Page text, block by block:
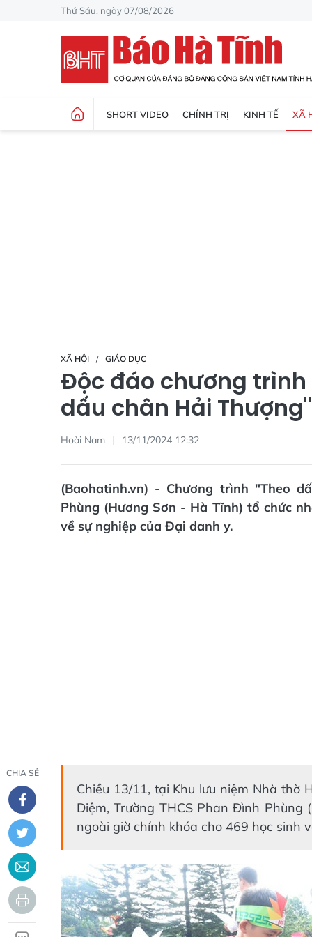
Thứ Sáu, ngày 07/08/2026
SHORT VIDEO CHÍNH TRỊ KINH TẾ XÃ
XÃ HỘI GIÁO DỤC
Độc đáo chương trình
dấu chân Hải Thượng"
Hoài Nam 13/11/2024 12:32
(Baohatinh.vn) - Chương trình "Theo
Phùng (Hương Sơn - Hà Tĩnh) tổ chức
về sự nghiệp của Đại danh y.
CHIA SẺ
Chiều 13/11, tại Khu lưu niệm Nhà thờ
Diệm, Trường THCS Phan Đình
ngoài giờ chính khóa cho 469 học sinh